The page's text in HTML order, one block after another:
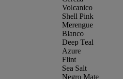
Volcanico
Shell Pink
Merengue
Blanco
Deep Teal
Azure
Flint
Sea Salt
Negro Mate